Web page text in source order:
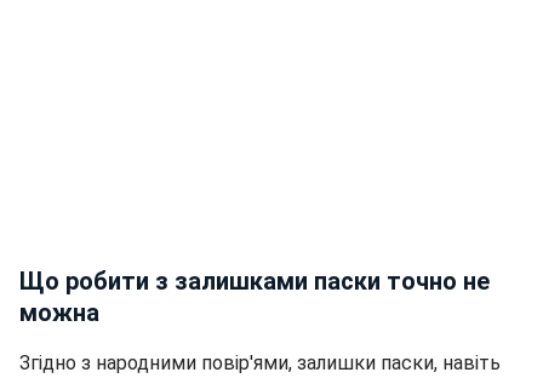
Що робити з залишками паски точно не
можна
Згідно з народними повір'ями, залишки паски, навіть